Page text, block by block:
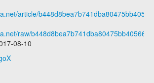
article/
raw/
08-10